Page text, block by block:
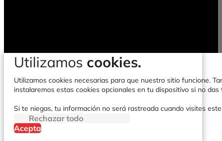
Utilizamos cookies.
Utilizamos cookies necesarias para que nuestro sitio funcione.
instalaremos estas cookies opcionales en tu dispositivo si no
Si te niegas, tu información no será rastreada cuando visites
Rechazar todo
Acepta